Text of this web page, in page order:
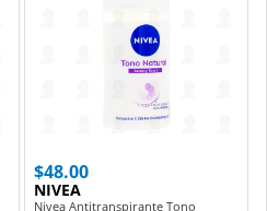
$48.00
NIVEA
Nivea Antitranspirante Tono